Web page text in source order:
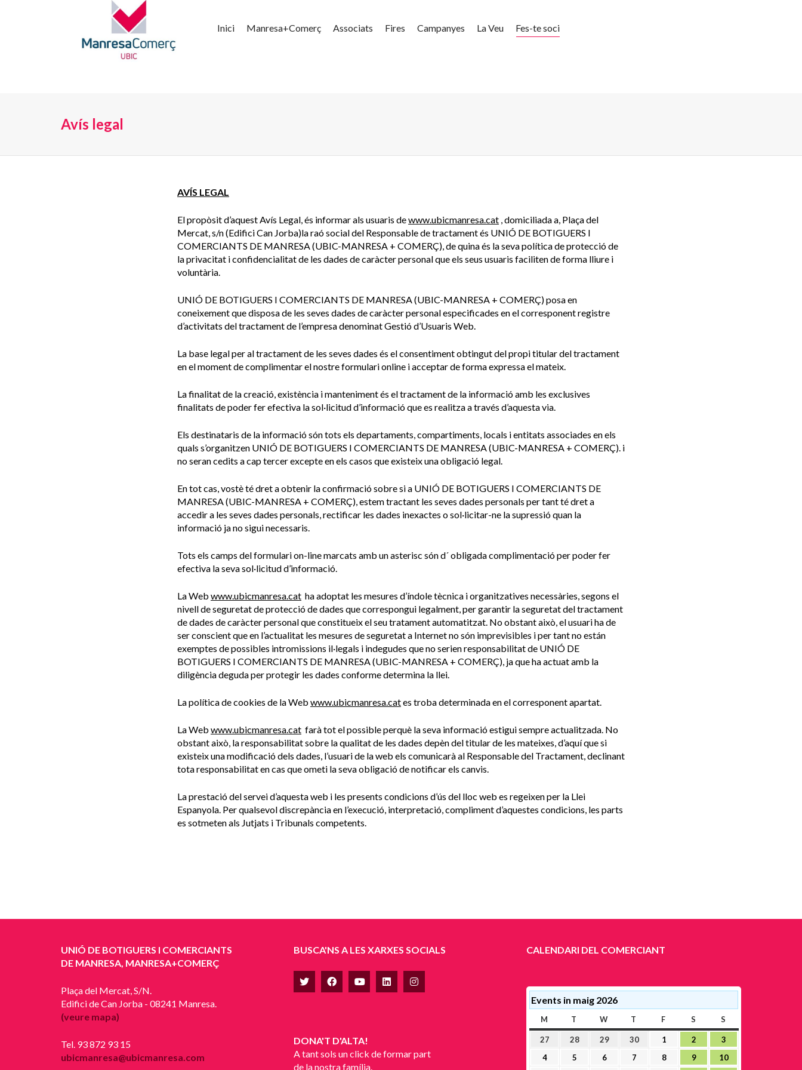
Inici Manresa+Comerç Associats Fires Campanyes La Veu Fes-te soci
Avís legal
AVÍS LEGAL
El propòsit d’aquest Avís Legal, és informar als usuaris dewww.ubicmanresa.cat , domiciliada a, Plaça del
Mercat, s/n (Edifici Can Jorba)la raó social del Responsable de tractament és UNIÓ DE BOTIGUERS I
COMERCIANTS DE MANRESA (UBIC-MANRESA + COMERÇ), de quina és la seva política de protecció de
la privacitat i confidencialitat de les dades de caràcter personal que els seus usuaris faciliten de forma lliure i
voluntària.
UNIÓ DE BOTIGUERS I COMERCIANTS DE MANRESA (UBIC-MANRESA + COMERÇ) posa en
coneixement que disposa de les seves dades de caràcter personal especificades en el corresponent registre
d’activitats del tractament de l’empresa denominat Gestió d’Usuaris Web.
La base legal per al tractament de les seves dades és el consentiment obtingut del propi titular del tractament
en el moment de complimentar el nostre formulari online i acceptar de forma expressa el mateix.
La finalitat de la creació, existència i manteniment és el tractament de la informació amb les exclusives
finalitats de poder fer efectiva la sol·licitud d’informació que es realitza a través d’aquesta via.
Els destinataris de la informació són tots els departaments, compartiments, locals i entitats associades en els
quals s’organitzen UNIÓ DE BOTIGUERS I COMERCIANTS DE MANRESA (UBIC-MANRESA + COMERÇ). i
no seran cedits a cap tercer excepte en els casos que existeix una obligació legal.
En tot cas, vostè té dret a obtenir la confirmació sobre si a UNIÓ DE BOTIGUERS I COMERCIANTS DE
MANRESA (UBIC-MANRESA + COMERÇ), estem tractant les seves dades personals per tant té dret a
accedir a les seves dades personals, rectificar les dades inexactes o sol·licitar-ne la supressió quan la
informació ja no sigui necessaris.
Tots els camps del formulari on-line marcats amb un asterisc són d´ obligada complimentació per poder fer
efectiva la seva sol·licitud d’informació.
La Web www.ubicmanresa.cat ha adoptat les mesures d’índole tècnica i organitzatives necessàries, segons el
nivell de seguretat de protecció de dades que correspongui legalment, per garantir la seguretat del tractament
de dades de caràcter personal que constitueix el seu tratament automatitzat. No obstant això, el usuari ha de
ser conscient que en l’actualitat les mesures de seguretat a Internet no són imprevisibles i per tant no están
exemptes de possibles intromissions il·legals i indegudes que no serien responsabilitat de UNIÓ DE
BOTIGUERS I COMERCIANTS DE MANRESA (UBIC-MANRESA + COMERÇ), ja que ha actuat amb la
diligència deguda per protegir les dades conforme determina la llei.
La política de cookies de la Web www.ubicmanresa.cates troba determinada en el corresponent apartat.
La Web www.ubicmanresa.cat farà tot el possible perquè la seva informació estigui sempre actualitzada. No
obstant això, la responsabilitat sobre la qualitat de les dades depèn del titular de les mateixes, d’aquí que si
existeix una modificació dels dades, l’usuari de la web els comunicarà al Responsable del Tractament, declinant
tota responsabilitat en cas que ometi la seva obligació de notificar els canvis.
La prestació del servei d’aquesta web i les presents condicions d’ús del lloc web es regeixen per la Llei
Espanyola. Per qualsevol discrepància en l’execució, interpretació, compliment d’aquestes condicions, les parts
es sotmeten als Jutjats i Tribunals competents.
UNIÓ DE BOTIGUERS I COMERCIANTS
DE MANRESA, MANRESA+COMERÇ
Plaça del Mercat, S/N.
Edifici de Can Jorba - 08241 Manresa.
(veure mapa)
Tel. 93 872 93 15
ubicmanresa@ubicmanresa.com
BUSCA'NS A LES XARXES SOCIALS
DONA'T D'ALTA!
A tant sols un click de formar part
de la nostra família.
CALENDARI DEL COMERCIANT
Events in maig 2026
M DILLUNS
T DIMARTS
W DIMECRES
T DIJOUS
F DIVENDRES
S DISSABTE
S
27 28 29 30 1
maig,
2026
2
maig,
2026
3
maig,
2026
4 5 6 7 8 9 10